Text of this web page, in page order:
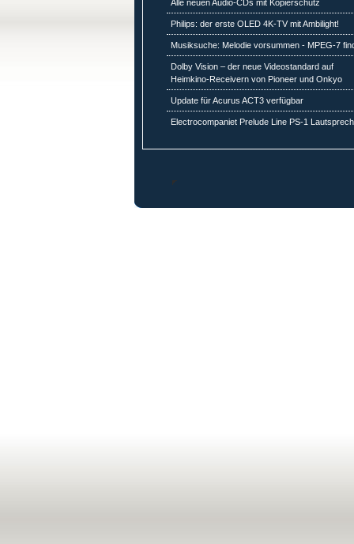
Alle neuen Audio-CDs mit Kopierschutz
Philips: der erste OLED 4K-TV mit Ambilight!
Musiksuche: Melodie vorsummen - MPEG-7
Dolby Vision – der neue Videostandard auf
Heimkino-Receivern von Pioneer und Onkyo
Update für Acurus ACT3 verfügbar
Electrocompaniet Prelude Line PS-1